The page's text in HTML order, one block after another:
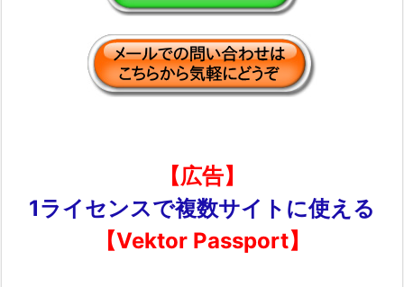
【広告】
1ライセンスで複数サイトに使える
【Vektor Passport】